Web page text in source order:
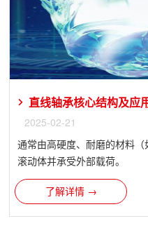
直线轴承核心结构及应
2025-02-21
通常由高硬度、耐磨的材料
滚动体并承受外部载荷。
了解详情 →